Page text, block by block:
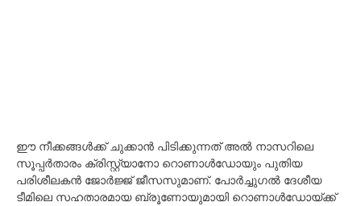
ഈ നീക്കങ്ങൾക്ക് ചുക്കാൻ പിടിക്കുന്നത് അൽ നാസറിലെ
സൂപ്പർതാരം ക്രിസ്റ്റ്യാനോ റൊണാൾഡോയും പുതിയ
പരിശീലകൻ ജോർജ്ജ് ജീസസുമാണ്. പോർച്ചുഗൽ ദേശീയ
ടീമിലെ സഹതാരമായ ബ്രൂണോയുമായി റൊണാൾഡോയ്ക്ക്